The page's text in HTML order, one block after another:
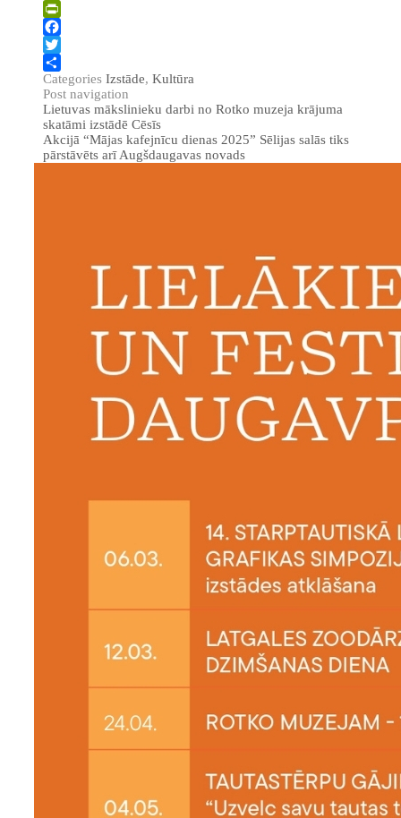
PrintFriendly
Facebook
Twitter
Share
Categories Izstāde, Kultūra
Post navigation
Lietuvas mākslinieku darbi no Rotko muzeja krājuma
skatāmi izstādē Cēsīs
Akcijā “Mājas kafejnīcu dienas 2025” Sēlijas salās tiks
pārstāvēts arī Augšdaugavas novads